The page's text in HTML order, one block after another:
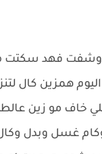
وشفت فهد
همزين كال
خاف مو زين
غسل وبدل وكال